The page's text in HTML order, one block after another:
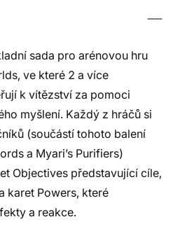
sada pro arénovou hru
ve které 2 a více
k vítězství za pomoci
myšlení. Každý z hráčů si
(součástí tohoto balení
a Myari’s Purifiers)
Objectives představující cíle,
karet Powers, které
a reakce.